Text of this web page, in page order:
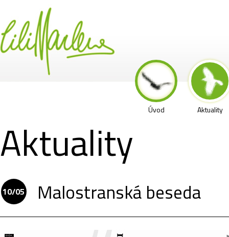
Úvod Aktuality
Aktuality
10/05 Malostranská beseda